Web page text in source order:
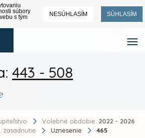
súbory
s tým
NESÚHLASÍM SÚHLASÍM
443 - 508
Volebné obdobie: 2022 - 2026
zasadnutie Uznesenie 465